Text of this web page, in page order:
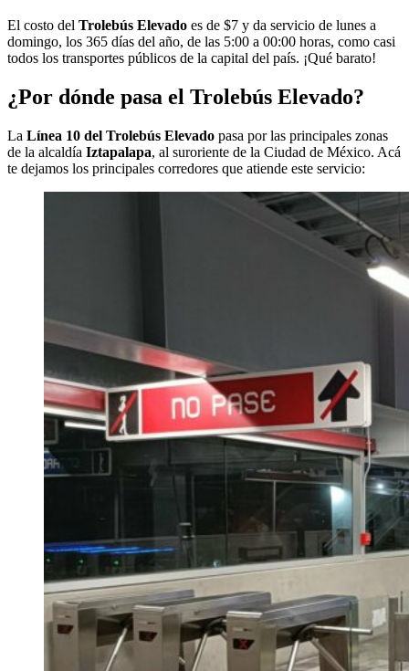
El costo del Trolebús Elevado es de $7 y da servicio de lunes a
domingo, los 365 días del año, de las 5:00 a 00:00 horas, como casi
todos los transportes públicos de la capital del país. ¡Qué barato!
¿Por dónde pasa el Trolebús Elevado?
La Línea 10 del Trolebús Elevado pasa por las principales zonas
de la alcaldía Iztapalapa, al suroriente de la Ciudad de México. Acá
te dejamos los principales corredores que atiende este servicio: